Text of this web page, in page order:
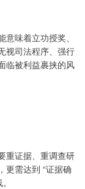
味着立功授奖、
视司法程序、强行
临被利益裹挟的风
重证据、重调查研
更需达到 “证据确